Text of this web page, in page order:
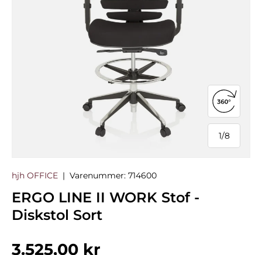
1/
af
8
Åbn
hjh OFFICE | Varenummer: 714600
ERGO LINE II WORK Stof -
Diskstol Sort
Normalpris
3.525,00 kr